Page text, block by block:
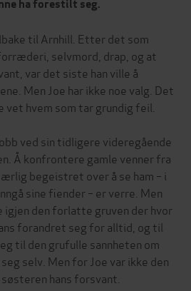
ha forestilt seg.
til Arnhill. Etter det som
selvmord, drap, og at
var det siste han ville å
Men Joe har ikke noe valg. Det
vet hvem som tar grundig feil.
ved sin tidligere videregående
Å konfrontere gamle venner fra
begeistret over å se ham – i
sine fiender – er verre. Men
igjen den forlatte gruven der hvor
forandret seg for alltid, og til
til den grufulle sannheten om
selv. Men for Joe var ikke den
hans forsvant.